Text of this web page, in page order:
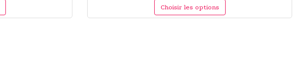
Choisir les options